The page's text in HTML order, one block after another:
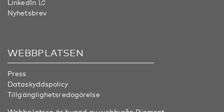
LinkedIn
Nyhetsbrev
WEBBPLATSEN
Press
Dataskyddspolicy
Tillgänglighetsredogörelse